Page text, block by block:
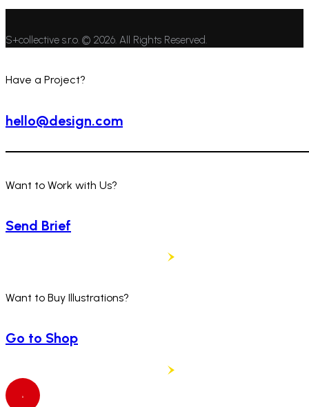
S+collective s.r.o. © 2026. All Rights Reserved.
Have a Project?
hello@design.com
Want to Work with Us?
Send Brief
Want to Buy Illustrations?
Go to Shop